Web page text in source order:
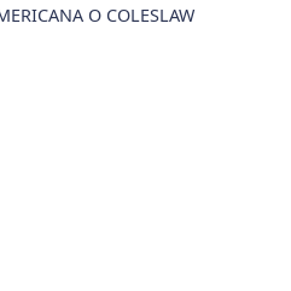
O COLESLAW